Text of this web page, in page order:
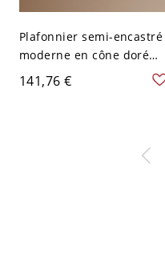
Plafonnier semi-encastré
moderne en cône doré
avec abat-jour en laiton -
110 V-120 V 16,51 cm
141,76 €